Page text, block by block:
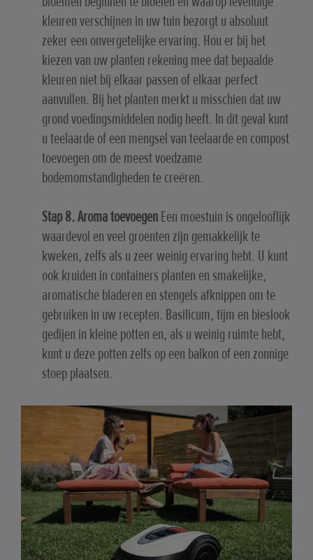
kleuren verschijnen in uw tuin bezorgt u absoluut
zeker een onvergetelijke ervaring. Hou er bij het
kiezen van uw planten rekening mee dat bepaalde
kleuren niet bij elkaar passen of elkaar perfect
aanvullen. Bij het planten merkt u misschien dat uw
grond voedingsmiddelen nodig heeft. In dit geval kunt
u teelaarde of een mengsel van teelaarde en compost
toevoegen om de meest voedzame
bodemomstandigheden te creëren.
Stap 8. Aroma toevoegenEen moestuin is ongelooflijk
waardevol en veel groenten zijn gemakkelijk te
kweken, zelfs als u zeer weinig ervaring hebt. U kunt
ook kruiden in containers planten en smakelijke,
aromatische bladeren en stengels afknippen om te
gebruiken in uw recepten. Basilicum, tijm en bieslook
gedijen in kleine potten en, als u weinig ruimte hebt,
kunt u deze potten zelfs op een balkon of een zonnige
stoep plaatsen.